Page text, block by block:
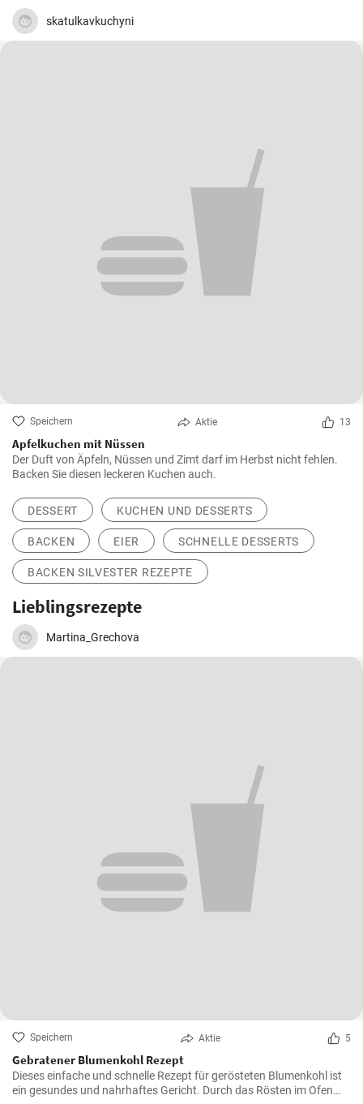
skatulkavkuchyni
Speichern Aktie 13
Apfelkuchen mit Nüssen
Der Duft von Äpfeln, Nüssen und Zimt darf im Herbst nicht fehlen.
Backen Sie diesen leckeren Kuchen auch.
DESSERT KUCHEN UND DESSERTS
BACKEN EIER SCHNELLE DESSERTS
BACKEN SILVESTER REZEPTE
Lieblingsrezepte
Martina_Grechova
Speichern Aktie 5
Gebratener Blumenkohl Rezept
Dieses einfache und schnelle Rezept für gerösteten Blumenkohl ist
ein gesundes und nahrhaftes Gericht. Durch das Rösten im Ofen